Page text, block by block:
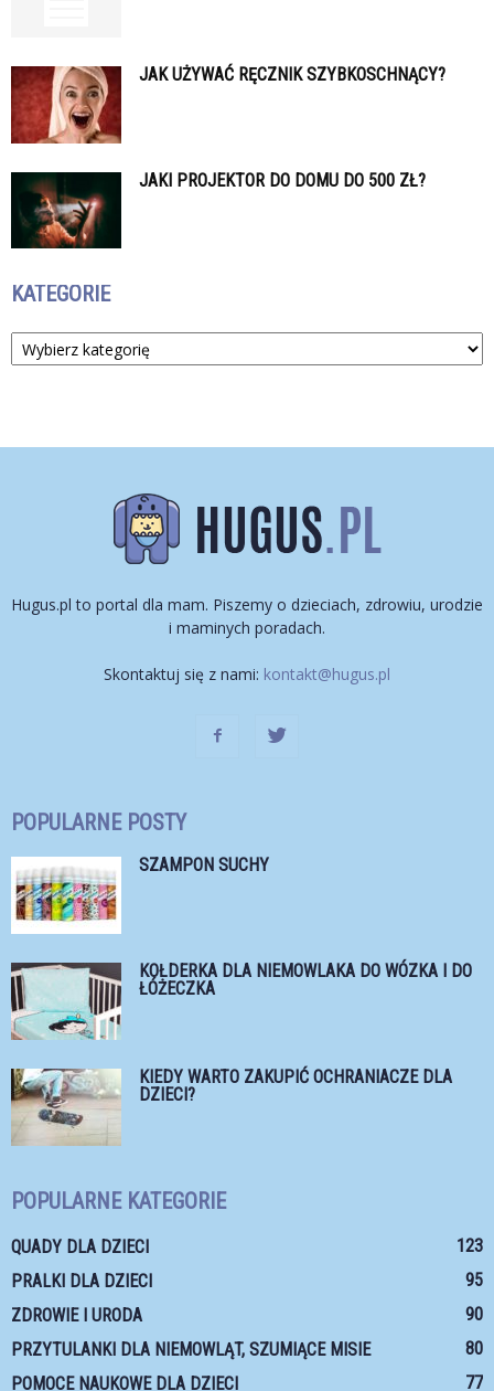
JAK UŻYWAĆ RĘCZNIK SZYBKOSCHNĄCY?
JAKI PROJEKTOR DO DOMU DO 500 ZŁ?
KATEGORIE
Kategorie
Hugus.pl to portal dla mam. Piszemy o dzieciach, zdrowiu, urodzie
i maminych poradach.
Skontaktuj się z nami: kontakt@hugus.pl
POPULARNE POSTY
SZAMPON SUCHY
KOŁDERKA DLA NIEMOWLAKA DO WÓZKA I DO
ŁÓŻECZKA
KIEDY WARTO ZAKUPIĆ OCHRANIACZE DLA
DZIECI?
POPULARNE KATEGORIE
QUADY DLA DZIECI
123
PRALKI DLA DZIECI
95
ZDROWIE I URODA
90
PRZYTULANKI DLA NIEMOWLĄT, SZUMIĄCE MISIE
80
POMOCE NAUKOWE DLA DZIECI
77